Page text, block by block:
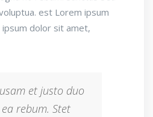
est Lorem ipsum
dolor sit amet,
et justo duo
rebum. Stet